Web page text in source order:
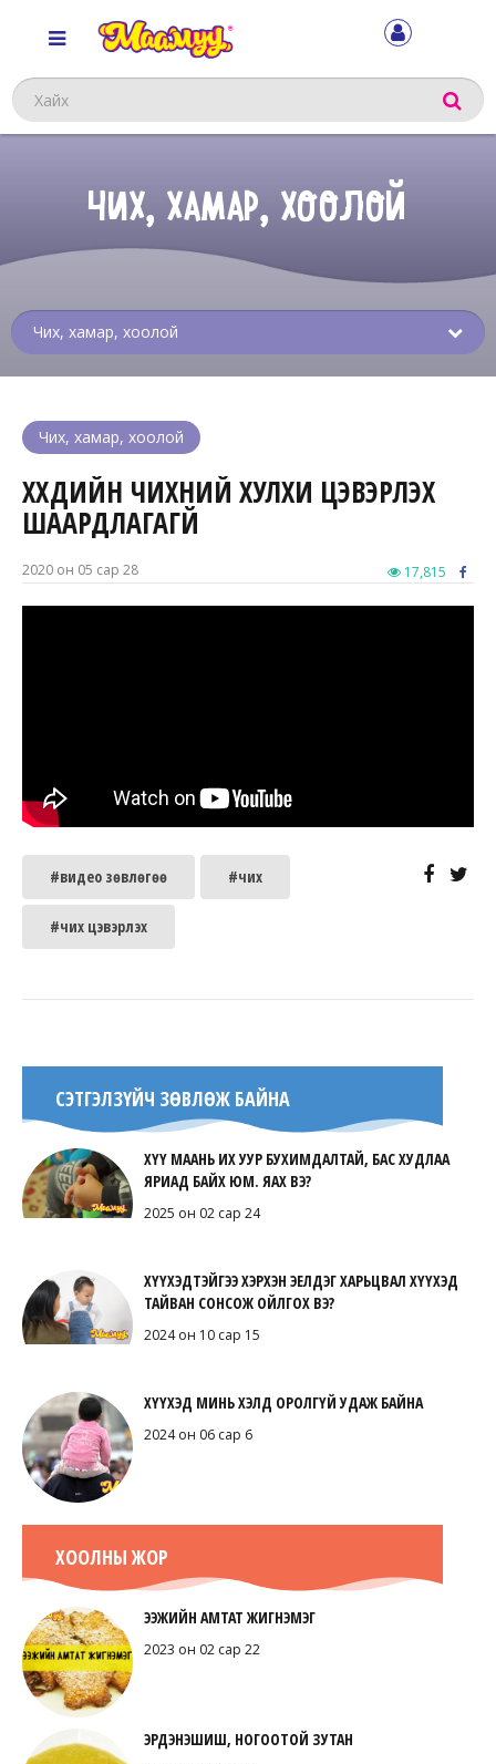
Хайх
ЧИХ, ХАМАР, ХООЛОЙ
Чих, хамар, хоолой
ХҮҮХДИЙН ЧИХНИЙ ХУЛХИ ЦЭВЭРЛЭХ
ШААРДЛАГАГҮЙ
2020 он 05 сар 28 17,815
#видео зөвлөгөө #чих
#чих цэвэрлэх
СЭТГЭЛЗҮЙЧ ЗӨВЛӨЖ БАЙНА
ХҮҮ МААНЬ ИХ УУР БУХИМДАЛТАЙ, БАС ХУДЛАА
ЯРИАД БАЙХ ЮМ. ЯАХ ВЭ?
2025 он 02 сар 24
ХҮҮХЭДТЭЙГЭЭ ХЭРХЭН ЭЕЛДЭГ ХАРЬЦВАЛ ХҮҮХЭД
ТАЙВАН СОНСОЖ ОЙЛГОХ ВЭ?
2024 он 10 сар 15
ХҮҮХЭД МИНЬ ХЭЛД ОРОЛГҮЙ УДАЖ БАЙНА
2024 он 06 сар 6
ХООЛНЫ ЖОР
ЭЭЖИЙН АМТАТ ЖИГНЭМЭГ
2023 он 02 сар 22
ЭРДЭНЭШИШ, НОГООТОЙ ЗУТАН